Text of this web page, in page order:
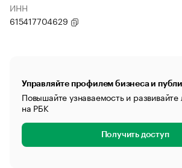
ИНН
615417704629
Управляйте профилем бизнеса и
Повышайте узнаваемость и
на РБК
Получить доступ